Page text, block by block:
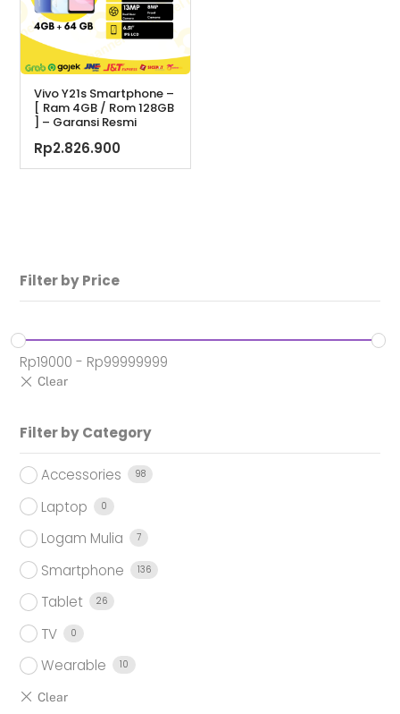
Vivo Y21s Smartphone –
[ Ram 4GB / Rom 128GB
] – Garansi Resmi
Rp2.826.900
Filter by Price
Rp19000 - Rp99999999
Filter by Category
Accessories 98
Laptop 0
Logam Mulia 7
Smartphone 136
Tablet 26
TV 0
Wearable 10